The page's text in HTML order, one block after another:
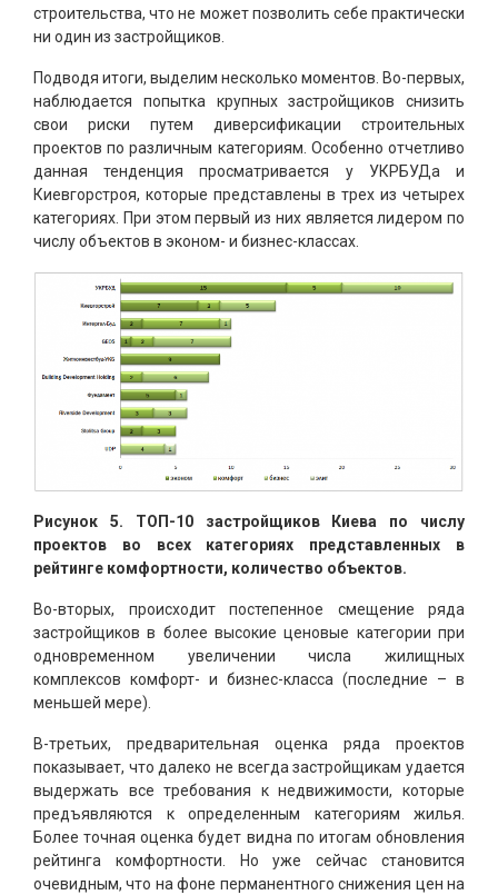
строительства, что не может позволить себе практически
ни один из застройщиков.
Подводя итоги, выделим несколько моментов. Во-первых,
наблюдается попытка крупных застройщиков снизить
свои риски путем диверсификации строительных
проектов по различным категориям. Особенно отчетливо
данная тенденция просматривается у УКРБУДа и
Киевгорстроя, которые представлены в трех из четырех
категориях. При этом первый из них является лидером по
числу объектов в эконом- и бизнес-классах.
Рисунок 5. ТОП-10 застройщиков Киева по числу
проектов во всех категориях представленных в
рейтинге комфортности, количество объектов.
Во-вторых, происходит постепенное смещение ряда
застройщиков в более высокие ценовые категории при
одновременном увеличении числа жилищных
комплексов комфорт- и бизнес-класса (последние – в
меньшей мере).
В-третьих, предварительная оценка ряда проектов
показывает, что далеко не всегда застройщикам удается
выдержать все требования к недвижимости, которые
предъявляются к определенным категориям жилья.
Более точная оценка будет видна по итогам обновления
рейтинга комфортности. Но уже сейчас становится
очевидным, что на фоне перманентного снижения цен на